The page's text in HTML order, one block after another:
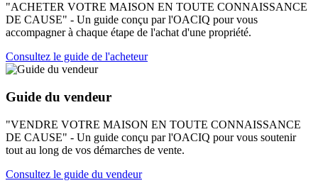
"ACHETER VOTRE MAISON EN TOUTE CONNAISSANCE
DE CAUSE" - Un guide conçu par l'OACIQ pour vous
accompagner à chaque étape de l'achat d'une propriété.
Consultez le guide de l'acheteur
Guide du vendeur
"VENDRE VOTRE MAISON EN TOUTE CONNAISSANCE
DE CAUSE" - Un guide conçu par l'OACIQ pour vous soutenir
tout au long de vos démarches de vente.
Consultez le guide du vendeur